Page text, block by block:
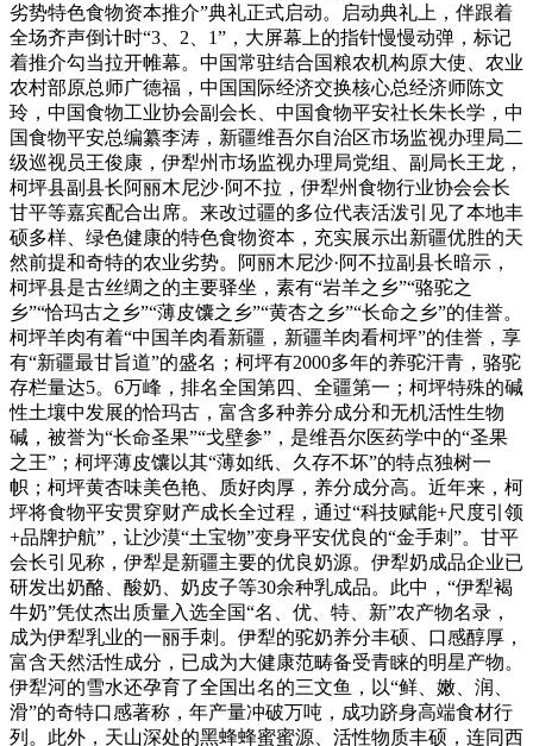
劣势特色食物资本推介”典礼正式启动。启动典礼上，伴跟着
全场齐声倒计时“3、2、1”，大屏幕上的指针慢慢动弹，标记
着推介勾当拉开帷幕。中国常驻结合国粮农机构原大使、农业
农村部原总师广德福，中国国际经济交换核心总经济师陈文
玲，中国食物工业协会副会长、中国食物平安社长朱长学，中
国食物平安总编纂李涛，新疆维吾尔自治区市场监视办理局二
级巡视员王俊康，伊犁州市场监视办理局党组、副局长王龙，
柯坪县副县长阿丽木尼沙·阿不拉，伊犁州食物行业协会会长
甘平等嘉宾配合出席。来改过疆的多位代表活泼引见了本地丰
硕多样、绿色健康的特色食物资本，充实展示出新疆优胜的天
然前提和奇特的农业劣势。阿丽木尼沙·阿不拉副县长暗示，
柯坪县是古丝绸之的主要驿坐，素有“岩羊之乡”“骆驼之
乡”“恰玛古之乡”“薄皮馕之乡”“黄杏之乡”“长命之乡”的佳誉。
柯坪羊肉有着“中国羊肉看新疆，新疆羊肉看柯坪”的佳誉，享
有“新疆最甘旨道”的盛名；柯坪有2000多年的养驼汗青，骆驼
存栏量达5。6万峰，排名全国第四、全疆第一；柯坪特殊的碱
性土壤中发展的恰玛古，富含多种养分成分和无机活性生物
碱，被誉为“长命圣果”“戈壁参”，是维吾尔医药学中的“圣果
之王”；柯坪薄皮馕以其“薄如纸、久存不坏”的特点独树一
帜；柯坪黄杏味美色艳、质好肉厚，养分成分高。近年来，柯
坪将食物平安贯穿财产成长全过程，通过“科技赋能+尺度引领
+品牌护航”，让沙漠“土宝物”变身平安优良的“金手刺”。甘平
会长引见称，伊犁是新疆主要的优良奶源。伊犁奶成品企业已
研发出奶酪、酸奶、奶皮子等30余种乳成品。此中，“伊犁褐
牛奶”凭仗杰出质量入选全国“名、优、特、新”农产物名录，
成为伊犁乳业的一丽手刺。伊犁的驼奶养分丰硕、口感醇厚，
富含天然活性成分，已成为大健康范畴备受青睐的明星产物。
伊犁河的雪水还孕育了全国出名的三文鱼，以“鲜、嫩、润、
滑”的奇特口感著称，年产量冲破万吨，成功跻身高端食材行
列。此外，天山深处的黑蜂蜂蜜蜜源、活性物质丰硕，连同西